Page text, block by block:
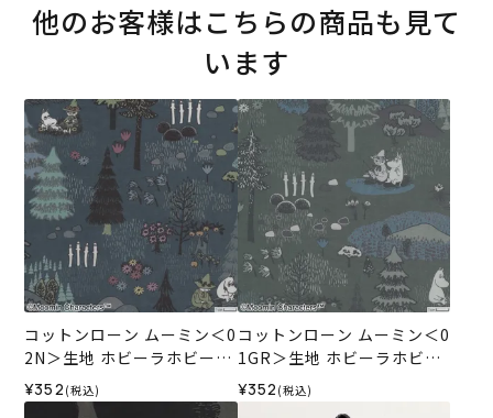
他のお客様はこちらの商品も見て
います
コットンローン ムーミン＜0
2N＞生地 ホビーラホビーレ
デザインコレクション
¥352 (税込)
コットンローン ムーミン＜0
1GR＞生地 ホビーラホビー
レデザインコレクション
¥352 (税込)